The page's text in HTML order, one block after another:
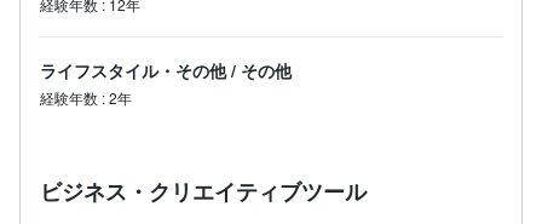
経験年数 : 12年
ライフスタイル・その他 / その他
経験年数 :2年
ビジネス・クリエイティブツール